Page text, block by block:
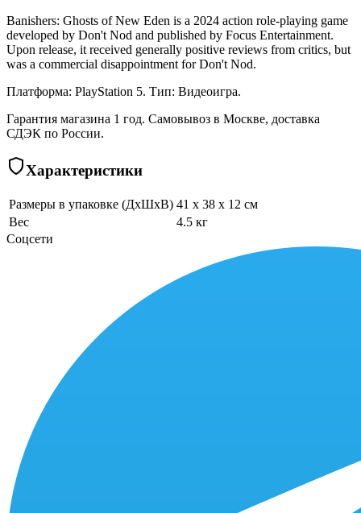
Banishers: Ghosts of New Eden is a 2024 action role-playing game
developed by Don't Nod and published by Focus Entertainment.
Upon release, it received generally positive reviews from critics, but
was a commercial disappointment for Don't Nod.
Платформа: PlayStation 5. Тип: Видеоигра.
Гарантия магазина 1 год. Самовывоз в Москве, доставка
СДЭК по России.
Характеристики
Размеры в упаковке (ДхШхВ) 41 x 38 x 12 см
Вес
4.5 кг
Соцсети